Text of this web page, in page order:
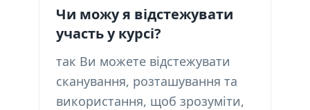
Чи можу я відстежувати
участь у курсі?
так Ви можете відстежувати
сканування, розташування та
використання, щоб зрозуміти,